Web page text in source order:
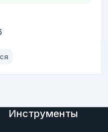
Инструменты